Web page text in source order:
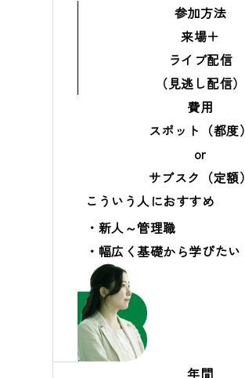
参加方法
来場＋
ライブ配信
（見逃し配信）
費用
スポット（都度）
or
サブスク（定額）
こういう人におすすめ
新人～管理職
幅広く基礎から学びたい
年間